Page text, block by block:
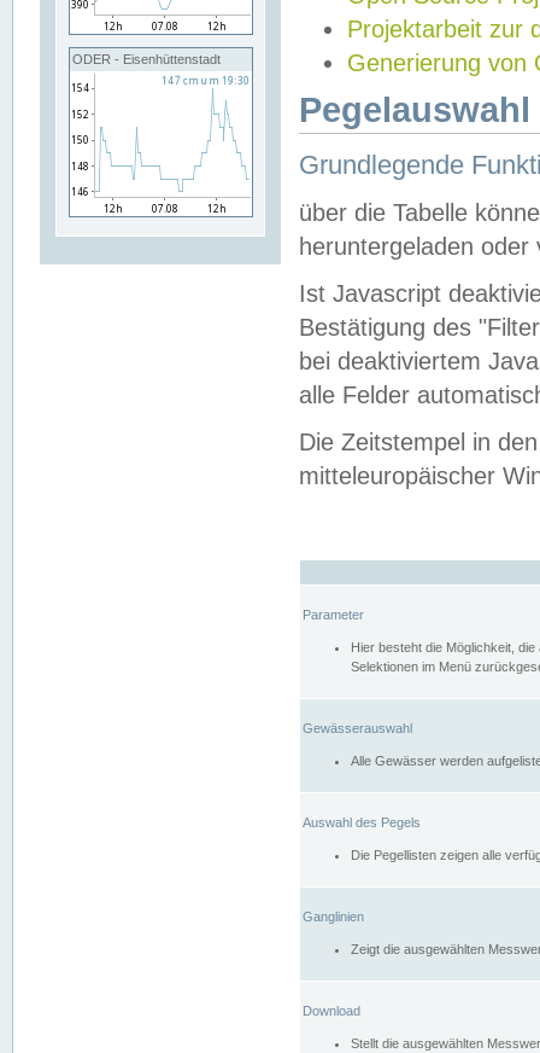
ODER - Eisenhüttenstadt
Projektarbeit zur
Generierung von
Grundlegende
über die Tabelle
heruntergeladen oder
Ist Javascript
Bestätigung des
bei deaktiviertem
alle Felder
Die Zeitstempel in
mitteleuropäischer
Parameter
Hier besteht die Möglichkeit,
Selektionen im Menü
Gewässerauswahl
Alle Gewässer werden
Auswahl des Pegels
Die Pegellisten zeigen alle
Ganglinien
Zeigt die ausgewählten
Download
Stellt die ausgewählten